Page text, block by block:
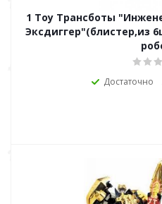
1 Toy Трансботы
Эксдиггер"(блистер,из
Достаточно